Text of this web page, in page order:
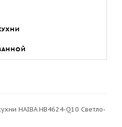
HAIBA HB4624-Q10 Светло-